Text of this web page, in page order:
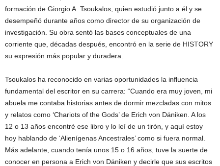
formación de Giorgio A. Tsoukalos, quien estudió junto a él y se
desempeñó durante años como director de su organización de
investigación. Su obra sentó las bases conceptuales de una
corriente que, décadas después, encontró en la serie de HISTORY
su expresión más popular y duradera.
Tsoukalos ha reconocido en varias oportunidades la influencia
fundamental del escritor en su carrera: “Cuando era muy joven, mi
abuela me contaba historias antes de dormir mezcladas con mitos
y relatos como ‘Chariots of the Gods’ de Erich von Däniken. A los
12 o 13 años encontré ese libro y lo leí de un tirón, y aquí estoy
hoy hablando de ‘Alienígenas Ancestrales’ como si fuera normal.
Más adelante, cuando tenía unos 15 o 16 años, tuve la suerte de
conocer en persona a Erich von Däniken y decirle que sus escritos